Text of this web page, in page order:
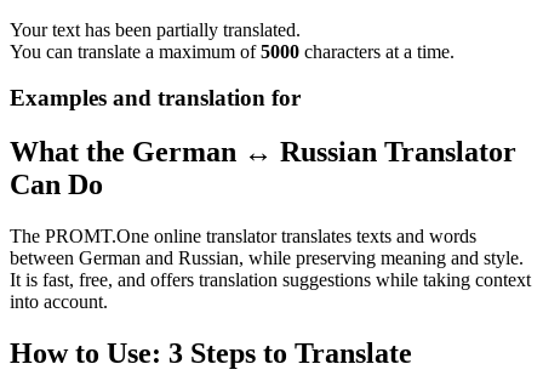
Your text has been partially translated.
You can translate a maximum of5000 characters at a time.
Examples and translation for
What the German ↔ Russian Translator
Can Do
The PROMT.One online translator translates texts and words
between German and Russian, while preserving meaning and style.
It is fast, free, and offers translation suggestions while taking context
into account.
How to Use: 3 Steps to Translate